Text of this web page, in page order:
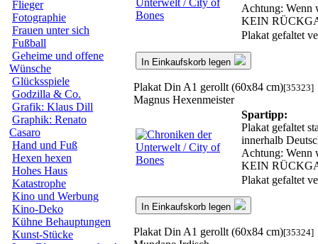
Flieger
Fotographie
Frauen unter sich
Fußball
Geheime und offene
Wünsche
Glücksspiele
Godzilla & Co.
Grafik: Klaus Dill
Graphik: Renato
Casaro
Hand und Fuß
Hexen hexen
Hohes Haus
Katastrophe
Kino und Werbung
Kino-Deko
Kühne Behauptungen
Kunst-Stücke
Achtung: Wenn
KEIN
Plakat gefaltet
In Einkaufskorb legen
Plakat Din A1 gerollt (60x84 cm)[35323]
Magnus Hexenmeister
Spartipp:
Plakat gefaltet
innerhalb
Achtung: Wenn
KEIN
Plakat gefaltet
In Einkaufskorb legen
Plakat Din A1 gerollt (60x84 cm)[35324]